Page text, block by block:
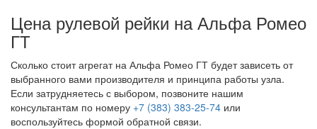
Цена рулевой рейки на Альфа Ромео
ГТ
Сколько стоит агрегат на Альфа Ромео ГТ будет зависеть от
выбранного вами производителя и принципа работы узла.
Если затрудняетесь с выбором, позвоните нашим
консультантам по номеру +7 (383) 383-25-74 или
воспользуйтесь формой обратной связи.